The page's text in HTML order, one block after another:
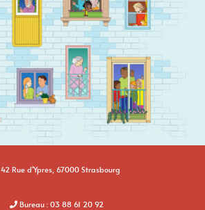
42 Rue d'Ypres, 67000 Strasbourg
Bureau : 03 88 61 20 92